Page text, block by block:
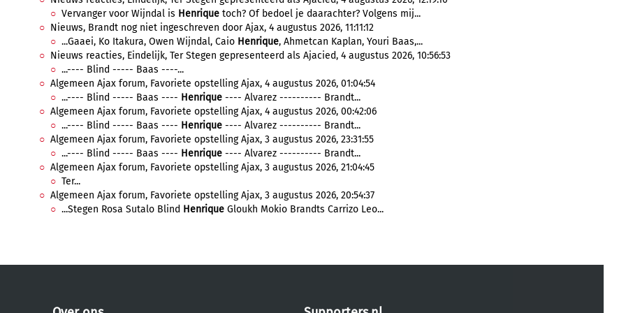
Vervanger voor Wijndal is Henrique toch? Of bedoel je daarachter? Volgens mij...
Nieuws, Brandt nog niet ingeschreven door Ajax, 4 augustus 2026, 11:11:12
...Gaaei, Ko Itakura, Owen Wijndal, Caio Henrique, Ahmetcan Kaplan, Youri Baas,...
Nieuws reacties, Eindelijk, Ter Stegen gepresenteerd als Ajacied, 4 augustus 2026, 10:56:53
...---- Blind ----- Baas ----...
Algemeen Ajax forum, Favoriete opstelling Ajax, 4 augustus 2026, 01:04:54
...---- Blind ----- Baas ---- Henrique ---- Alvarez ---------- Brandt...
Algemeen Ajax forum, Favoriete opstelling Ajax, 4 augustus 2026, 00:42:06
...---- Blind ----- Baas ---- Henrique ---- Alvarez ---------- Brandt...
Algemeen Ajax forum, Favoriete opstelling Ajax, 3 augustus 2026, 23:31:55
...---- Blind ----- Baas ---- Henrique ---- Alvarez ---------- Brandt...
Algemeen Ajax forum, Favoriete opstelling Ajax, 3 augustus 2026, 21:04:45
Ter...
Algemeen Ajax forum, Favoriete opstelling Ajax, 3 augustus 2026, 20:54:37
...Stegen Rosa Sutalo Blind Henrique Gloukh Mokio Brandts Carrizo Leo...